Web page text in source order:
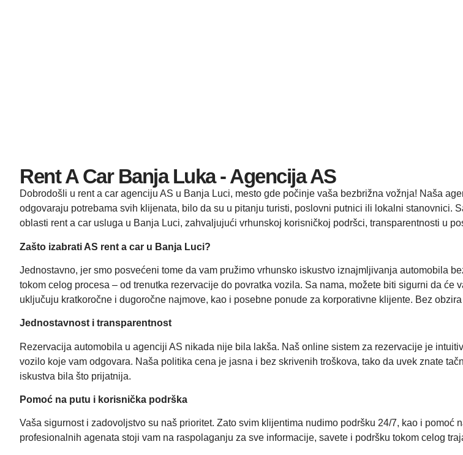
Rent A Car Banja Luka - Agencija AS
Dobrodošli u rent a car agenciju AS u Banja Luci, mesto gde počinje vaša bezbrižna vožnja! Naša
odgovaraju potrebama svih klijenata, bilo da su u pitanju turisti, poslovni putnici ili lokalni stanovnici.
oblasti rent a car usluga u Banja Luci, zahvaljujući vrhunskoj korisničkoj podršci, transparentnosti u
Zašto izabrati AS rent a car u Banja Luci?
Jednostavno, jer smo posvećeni tome da vam pružimo vrhunsko iskustvo iznajmljivanja automobila
tokom celog procesa – od trenutka rezervacije do povratka vozila. Sa nama, možete biti sigurni da
uključuju kratkoročne i dugoročne najmove, kao i posebne ponude za korporativne klijente. Bez
Jednostavnost i transparentnost
Rezervacija automobila u agenciji AS nikada nije bila lakša. Naš online sistem za rezervacije je
vozilo koje vam odgovara. Naša politika cena je jasna i bez skrivenih troškova, tako da uvek znate
iskustva bila što prijatnija.
Pomoć na putu i korisnička podrška
Vaša sigurnost i zadovoljstvo su naš prioritet. Zato svim klijentima nudimo podršku 24/7, kao i
profesionalnih agenata stoji vam na raspolaganju za sve informacije, savete i podršku tokom celog